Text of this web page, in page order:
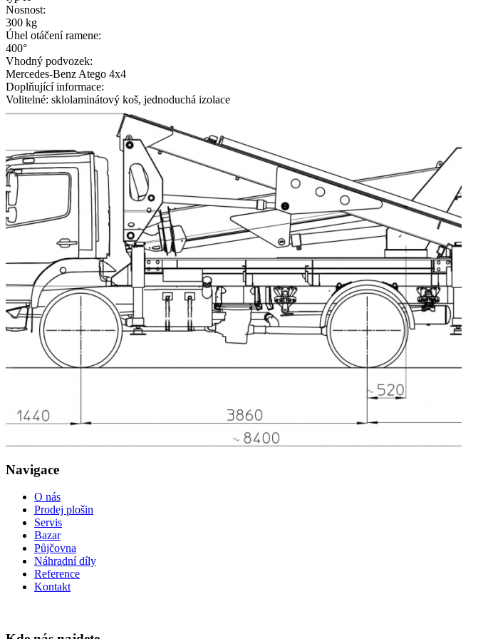
Nosnost:
300 kg
Úhel otáčení ramene:
400°
Vhodný podvozek:
Mercedes-Benz Atego 4x4
Doplňující informace:
Volitelné: sklolaminátový koš, jednoduchá izolace
Navigace
O nás
Prodej plošin
Servis
Bazar
Půjčovna
Náhradní díly
Reference
Kontakt